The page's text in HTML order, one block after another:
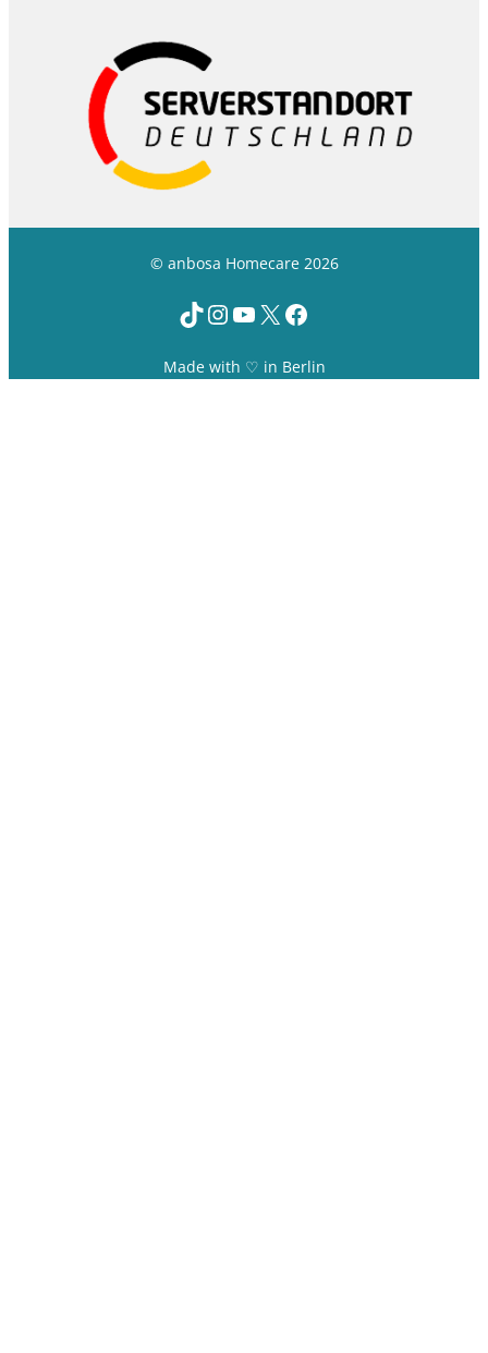
© anbosa Homecare 2026
TikTok InstagramYouTube X Facebook
Made with ♡ in Berlin